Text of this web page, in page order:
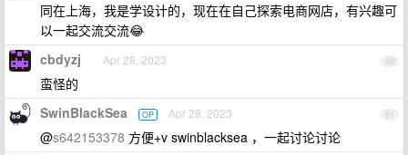
同在上海，我是学设计的，现在在自己探索电商网店，有兴趣可
以一起交流交流😂
60
cbdyzj Apr 28, 2023
蛮怪的
61
SwinBlackSea OP Apr 28, 2023
@s642153378 方便+v swinblacksea ，一起讨论讨论